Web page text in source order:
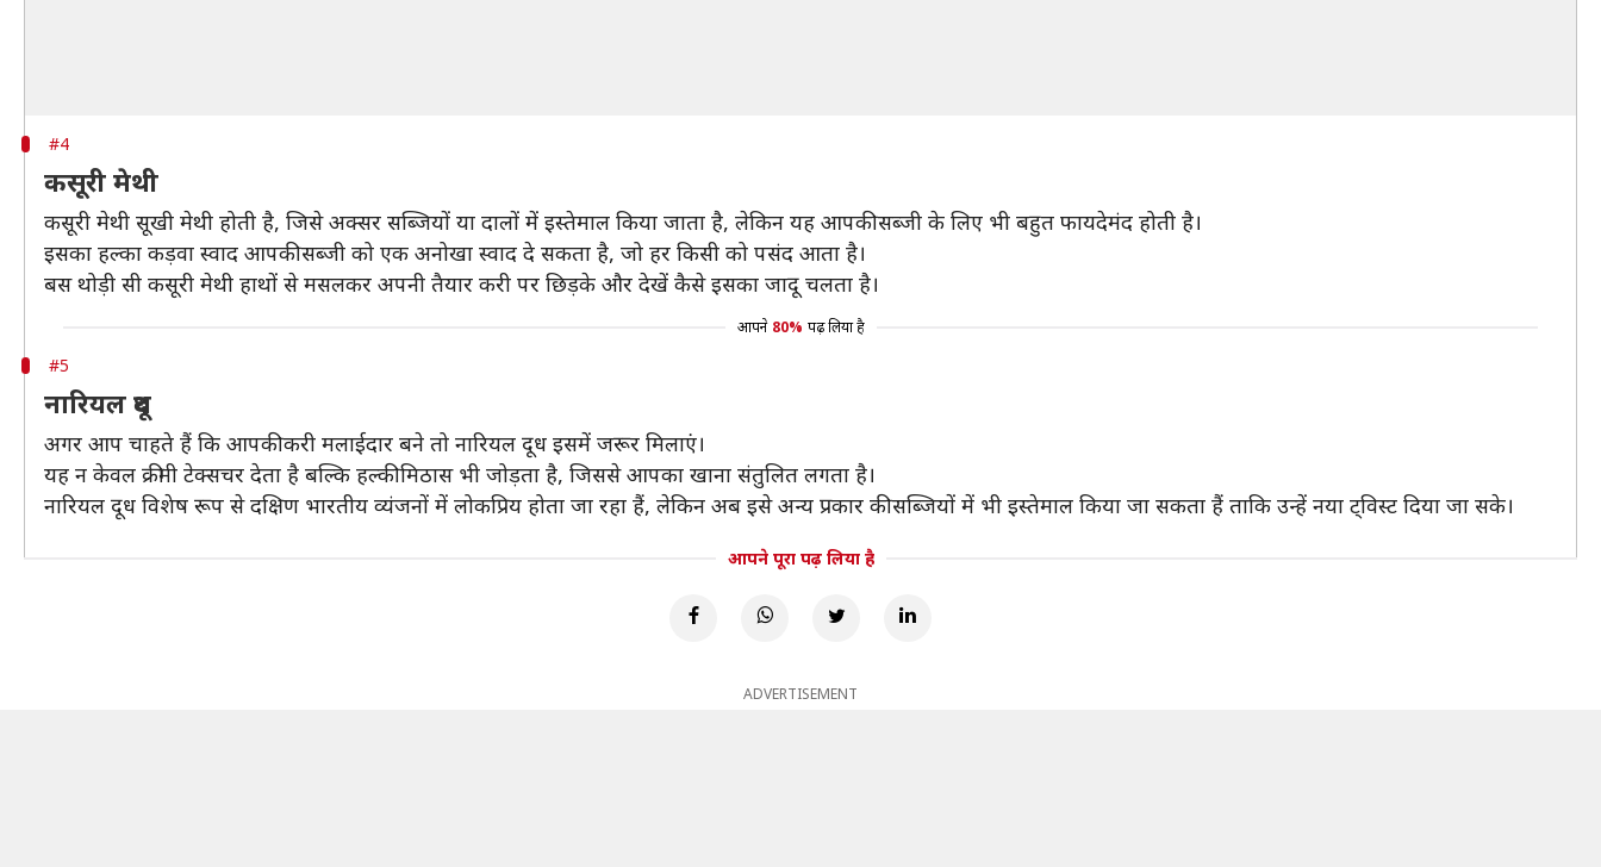
#4
कसूरी मेथी
कसूरी मेथी सूखी मेथी होती है, जिसे अक्सर सब्जियों या दालों में इस्तेमाल किया जाता है, लेकिन यह आपकी सब्जी के लिए भी बहुत फायदेमंद होती है।
इसका हल्का कड़वा स्वाद आपकी सब्जी को एक अनोखा स्वाद दे सकता है, जो हर किसी को पसंद आता है।
बस थोड़ी सी कसूरी मेथी हाथों से मसलकर अपनी तैयार करी पर छिड़के और देखें कैसे इसका जादू चलता है।
आपने 80% पढ़ लिया है
#5
नारियल दूध
अगर आप चाहते हैं कि आपकी करी मलाईदार बने तो नारियल दूध इसमें जरूर मिलाएं।
यह न केवल क्रीमी टेक्सचर देता है बल्कि हल्की मिठास भी जोड़ता है, जिससे आपका खाना संतुलित लगता है।
नारियल दूध विशेष रूप से दक्षिण भारतीय व्यंजनों में लोकप्रिय होता जा रहा हैं, लेकिन अब इसे अन्य प्रकार की सब्जियों में भी इस्तेमाल किया जा सकता हैं ताकि उन्हें नया ट्विस्ट दिया जा सके।
आपने पूरा पढ़ लिया है
ADVERTISEMENT